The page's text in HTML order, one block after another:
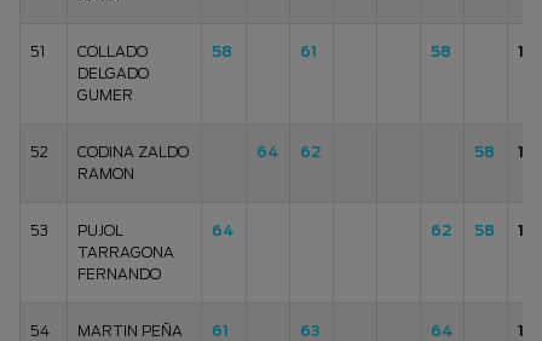
51
COLLADO
DELGADO
GUMER
58 61 58 177
52
CODINA ZALDO
RAMON
64 62 58
53
PUJOL
TARRAGONA
FERNANDO
64 62 58
54
MARTIN PEÑA
61 63 64